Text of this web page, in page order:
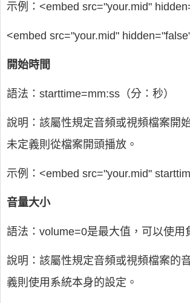
示例：<embed src="your.mid"
<embed src="your.mid"
開始時間
語法：starttime=mm:ss（分：秒）
說明：該屬性規定音頻或視頻檔案開
未定義則從檔案開頭播放。
示例：<embed src="your.mid"
音量大小
語法：volume=0是最大值，可以使用
說明：該屬性規定音頻或視頻檔案的
義則使用系統本身的設定。